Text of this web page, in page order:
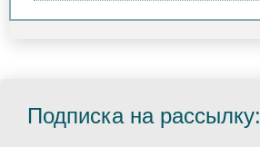
Подписка на рассылку: